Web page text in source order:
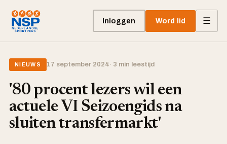
Inloggen Word lid ☰
NIEUWS 17 september 2024· 3 min leestijd
'80 procent lezers wil een
actuele VI Seizoengids na
sluiten transfermarkt'